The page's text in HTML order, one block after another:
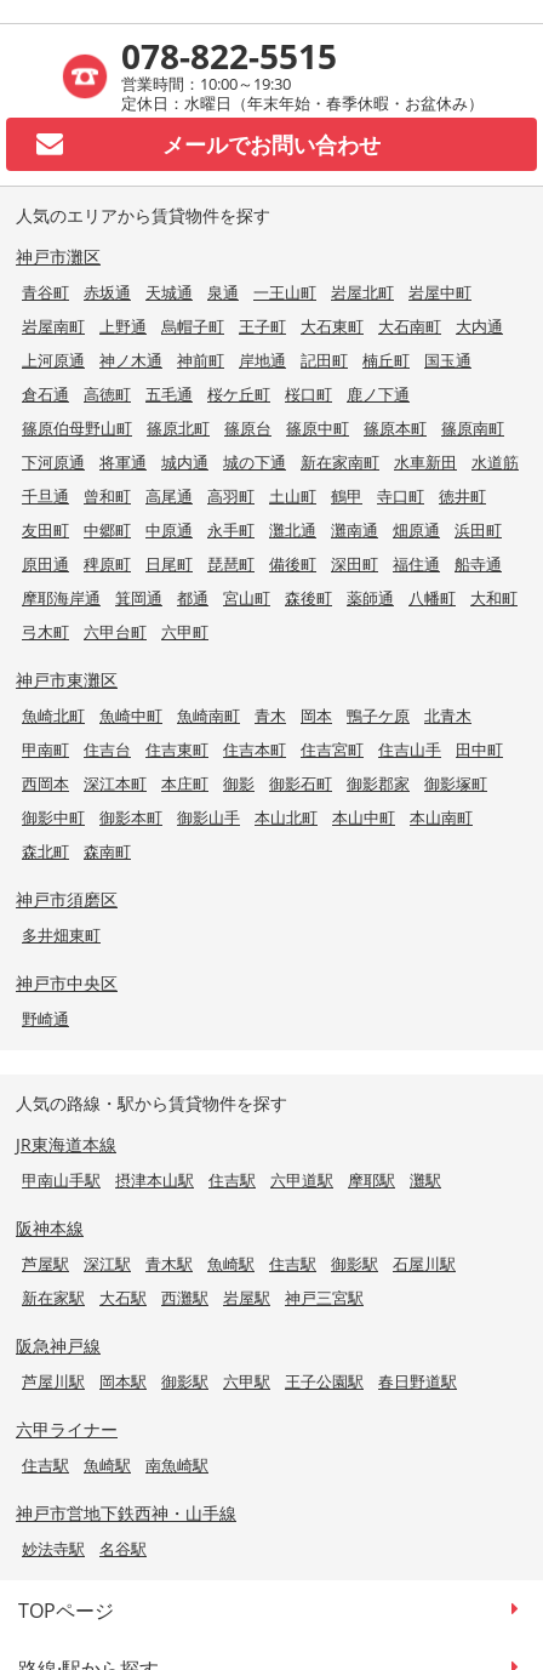
078-822-5515
営業時間：10:00～19:30
定休日：水曜日（年末年始・春季休暇・お盆休み）
メールでお問い合わせ
人気のエリアから賃貸物件を探す
神戸市灘区
青谷町 赤坂通 天城通 泉通 一王山町 岩屋北町
岩屋中町
岩屋南町
上野通 烏帽子町 王子町 大石東町 大石南町
大内通
上河原通
神ノ木通 神前町 岸地通 記田町 楠丘町
国玉通
倉石通
高徳町 五毛通 桜ケ丘町 桜口町
鹿ノ下通
篠原伯母野山町
篠原北町 篠原台 篠原中町 篠原本町
篠原南町
下河原通
将軍通 城内通 城の下通 新在家南町 水車新田
水道筋
千旦通
曾和町 高尾通 高羽町 土山町 鶴甲 寺口町
徳井町
友田町
中郷町 中原通 永手町 灘北通 灘南通 畑原通
浜田町
原田通
稗原町 日尾町 琵琶町 備後町 深田町 福住通
船寺通
摩耶海岸通
箕岡通 都通 宮山町 森後町 薬師通 八幡町
大和町
弓木町
六甲台町 六甲町
神戸市東灘区
魚崎北町 魚崎中町 魚崎南町 青木 岡本 鴨子ケ原
北青木
甲南町
住吉台 住吉東町 住吉本町 住吉宮町 住吉山手
田中町
西岡本
深江本町 本庄町 御影 御影石町 御影郡家
御影塚町
御影中町
御影本町 御影山手 本山北町 本山中町
本山南町
森北町
森南町
神戸市須磨区
多井畑東町
神戸市中央区
野崎通
人気の路線・駅から賃貸物件を探す
JR東海道本線
甲南山手駅 摂津本山駅 住吉駅 六甲道駅 摩耶駅 灘駅
阪神本線
芦屋駅 深江駅 青木駅 魚崎駅 住吉駅 御影駅
石屋川駅
新在家駅
大石駅 西灘駅 岩屋駅 神戸三宮駅
阪急神戸線
芦屋川駅 岡本駅 御影駅 六甲駅 王子公園駅 春日野道駅
六甲ライナー
住吉駅 魚崎駅 南魚崎駅
神戸市営地下鉄西神・山手線
妙法寺駅 名谷駅
TOPページ